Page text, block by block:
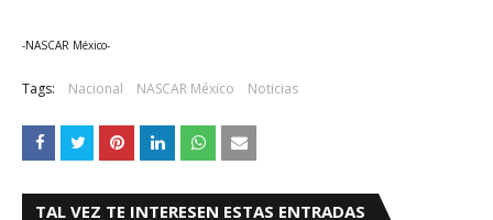
-NASCAR México-
Tags: Nacional NASCAR México Noticias
TAL VEZ TE INTERESEN ESTAS ENTRADAS